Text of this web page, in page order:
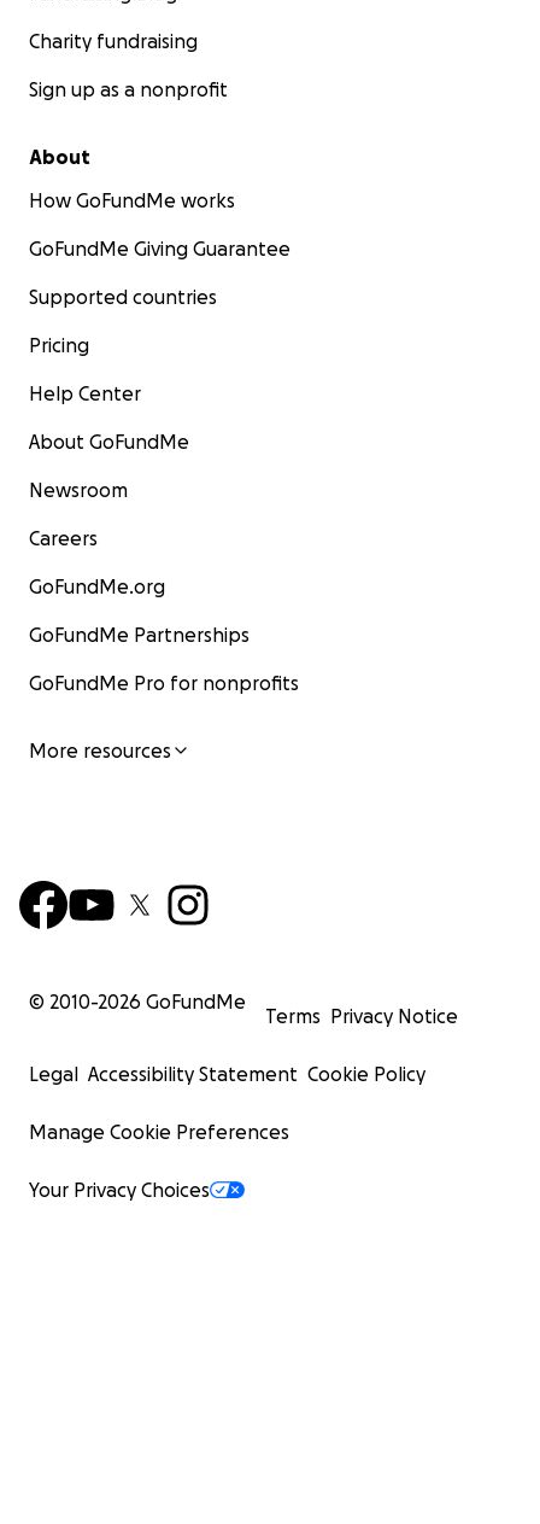
Charity fundraising
Sign up as a nonprofit
About
How GoFundMe works
GoFundMe Giving Guarantee
Supported countries
Pricing
Help Center
About GoFundMe
Newsroom
Careers
GoFundMe.org
GoFundMe Partnerships
GoFundMe Pro for nonprofits
More resources
© 2010-2026 GoFundMe
Terms Privacy Notice
Legal Accessibility Statement Cookie Policy
Manage Cookie Preferences
Your Privacy Choices